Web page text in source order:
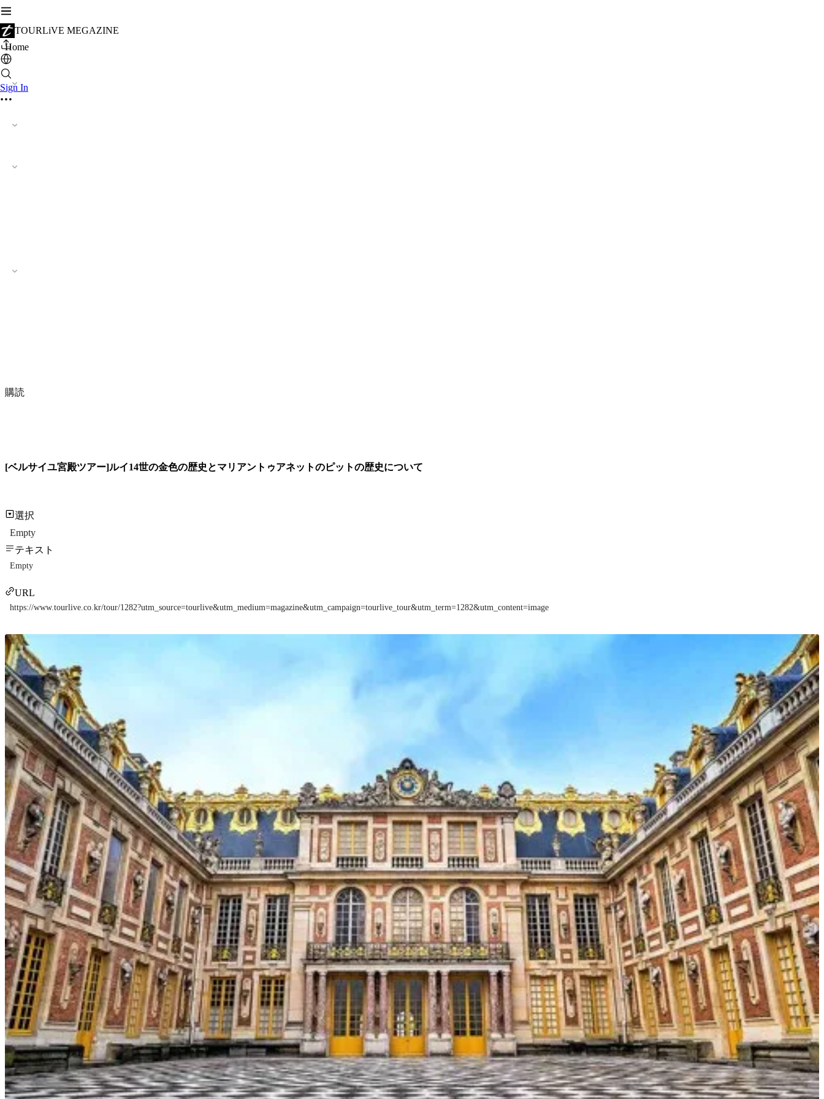
TOURLiVE MEGAZINE
Sign In
Home
購読
[ベルサイユ宮殿ツアー]ルイ14世の金色の歴史とマリアントゥアネットのピットの歴史について
選択
Empty
テキスト
Empty
URL
https://www.tourlive.co.kr/tour/1282?utm_source=tourlive&utm_medium=magazine&utm_campaign=tourlive_tour&utm_term=1282&utm_content=image